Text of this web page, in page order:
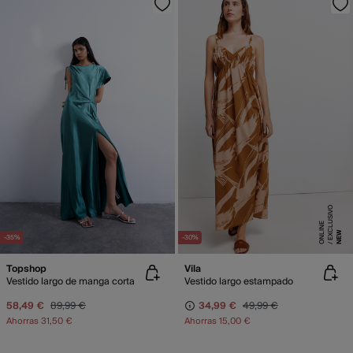
-35%
Topshop
Vestido largo de manga corta
58,49 € 89,99 €
Ahorras31,50 €
-30% NEW
E
X
C
L
USI
V
O
O
N
LI
N
E
Vila
Vestido largo estampado
34,99 € 49,99 €
Ahorras15,00 €